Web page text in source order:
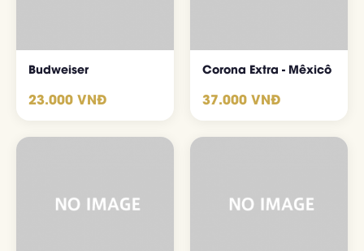
Budweiser
23.000 VNĐ
Corona Extra - Mêxicô
37.000 VNĐ